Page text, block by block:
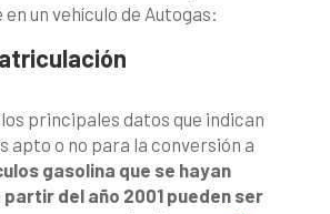
un vehículo de Autogas:
los principales datos que indican
apto o no para la conversión a
gasolina que se hayan
del año 2001 pueden ser